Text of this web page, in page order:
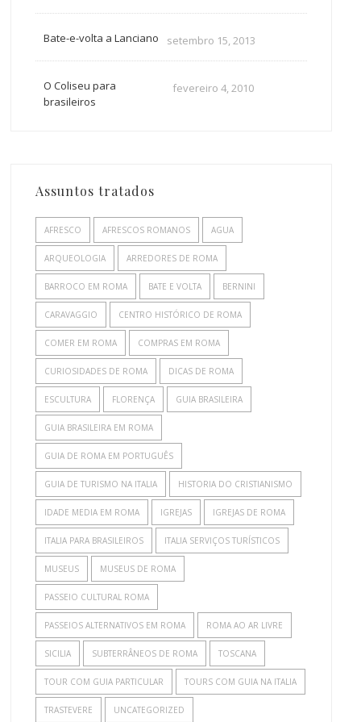
Bate-e-volta a Lanciano setembro 15, 2013
O Coliseu para
brasileiros
fevereiro 4, 2010
Assuntos tratados
AFRESCO AFRESCOS ROMANOS AGUA
ARQUEOLOGIA ARREDORES DE ROMA
BARROCO EM ROMA BATE E VOLTA BERNINI
CARAVAGGIO CENTRO HISTÓRICO DE ROMA
COMER EM ROMA COMPRAS EM ROMA
CURIOSIDADES DE ROMA DICAS DE ROMA
ESCULTURA FLORENÇA GUIA BRASILEIRA
GUIA BRASILEIRA EM ROMA
GUIA DE ROMA EM PORTUGUÊS
GUIA DE TURISMO NA ITALIA HISTORIA DO CRISTIANISMO
IDADE MEDIA EM ROMA IGREJAS IGREJAS DE ROMA
ITALIA PARA BRASILEIROS ITALIA SERVIÇOS TURÍSTICOS
MUSEUS MUSEUS DE ROMA
PASSEIO CULTURAL ROMA
PASSEIOS ALTERNATIVOS EM ROMA ROMA AO AR LIVRE
SICILIA SUBTERRÂNEOS DE ROMA TOSCANA
TOUR COM GUIA PARTICULAR TOURS COM GUIA NA ITALIA
TRASTEVERE UNCATEGORIZED